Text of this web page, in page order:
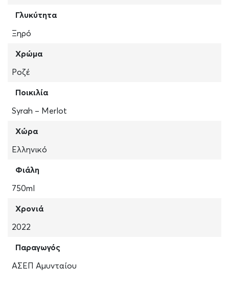
Γλυκύτητα
Ξηρό
Χρώμα
Ροζέ
Ποικιλία
Syrah – Merlot
Χώρα
Ελληνικό
Φιάλη
750ml
Χρονιά
2022
Παραγωγός
ΑΣΕΠ Αμυνταίου